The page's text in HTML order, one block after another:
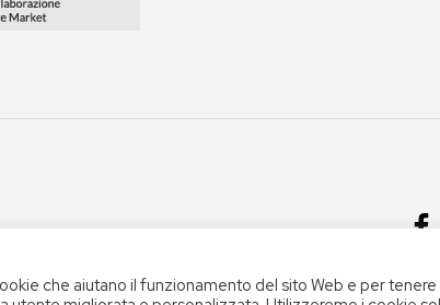
OFFICINA 68 |PRIVACY POLICY|TERMINI E CONDIZIONI DEL SERVIZIO|
che aiutano il funzionamento del sito Web e per